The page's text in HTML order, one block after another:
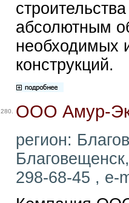
абсолютным
необходимых
конструкций.
280. ООО Амур-
регион:
298-68-45 , e-